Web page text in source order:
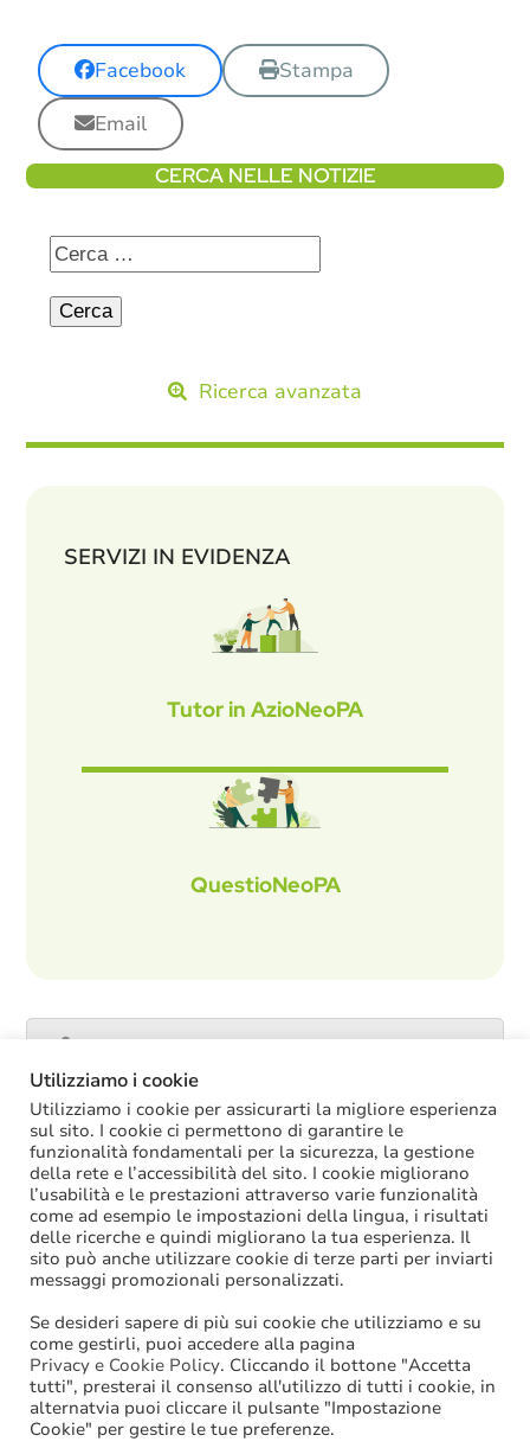
Facebook
Stampa
Email
CERCA NELLE NOTIZIE
Ricerca avanzata
SERVIZI IN EVIDENZA
Tutor in AzioNeoPA
QuestioNeoPA
ULTIME NOTIZIE
La soppressione dei vecchi tetti di spesa
offre più margini anche per l’aumento del
salario accessorio
ACCRUAL: come si registrano i
trasferimenti vincolati per investimenti
riscossi prima del 2025?
Oggi in Cdm il nuovo “Decreto PA”: molte
le novità di interesse per gli enti locali
Niente assunzioni tramite scorrimento di
graduatorie di mobilità
Sanzioni BDAP: aumenta il fondo per il
Utilizziamo i cookie
Utilizziamo i cookie per assicurarti la migliore esperienza
sul sito. I cookie ci permettono di garantire le
funzionalità fondamentali per la sicurezza, la gestione
della rete e l’accessibilità del sito. I cookie migliorano
l’usabilità e le prestazioni attraverso varie funzionalità
come ad esempio le impostazioni della lingua, i risultati
delle ricerche e quindi migliorano la tua esperienza. Il
sito può anche utilizzare cookie di terze parti per inviarti
messaggi promozionali personalizzati.
Se desideri sapere di più sui cookie che utilizziamo e su
come gestirli, puoi accedere alla pagina
Privacy e Cookie Policy. Cliccando il bottone "Accetta
tutti", presterai il consenso all'utilizzo di tutti i cookie, in
alternatvia puoi cliccare il pulsante "Impostazione
Cookie" per gestire le tue preferenze.